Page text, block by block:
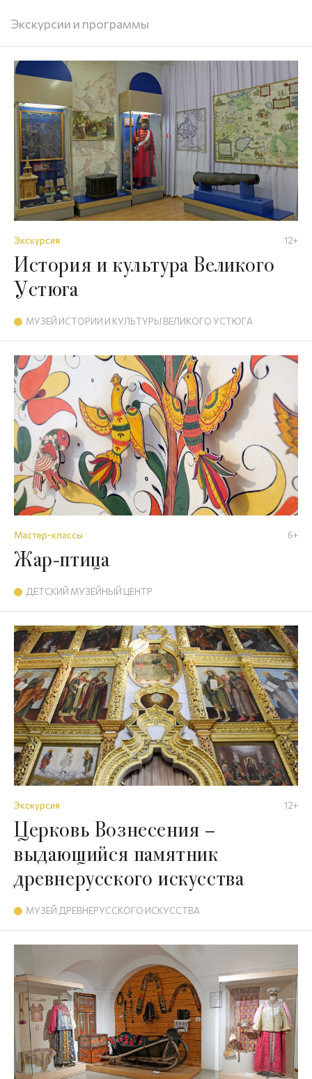
Экскурсии и программы
Экскурсия 12+
История и культура Великого
Устюга
МУЗЕЙ ИСТОРИИ И КУЛЬТУРЫ ВЕЛИКОГО УСТЮГА
Мастер-классы 6+
Жар-птица
ДЕТСКИЙ МУЗЕЙНЫЙ ЦЕНТР
Экскурсия 12+
Церковь Вознесения –
выдающийся памятник
древнерусского искусства
МУЗЕЙ ДРЕВНЕРУССКОГО ИСКУССТВА